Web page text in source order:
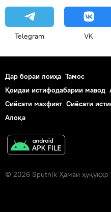
Telegram VK
Дар бораи лоиҳа Тамос
Қоидаи истифодабарии мавод
Сиёсати махфият Сиёсати
Алоқа
© 2026 Sputnik Ҳамаи ҳуқуқҳо